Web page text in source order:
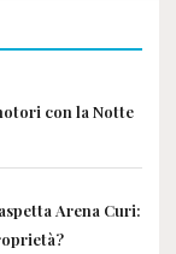
con la Notte
Arena Curi: